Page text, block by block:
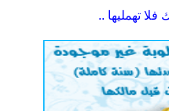
تهمليها ..